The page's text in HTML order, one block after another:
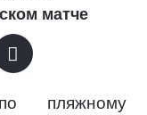
матче
пляжному